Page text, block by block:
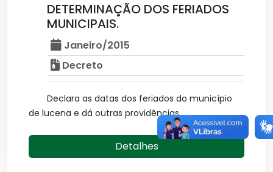
DETERMINAÇÃO DOS FERIADOS
MUNICIPAIS.
Janeiro/2015
Decreto
Declara as datas dos feriados do município
de lucena e dá outras providências.
Detalhes